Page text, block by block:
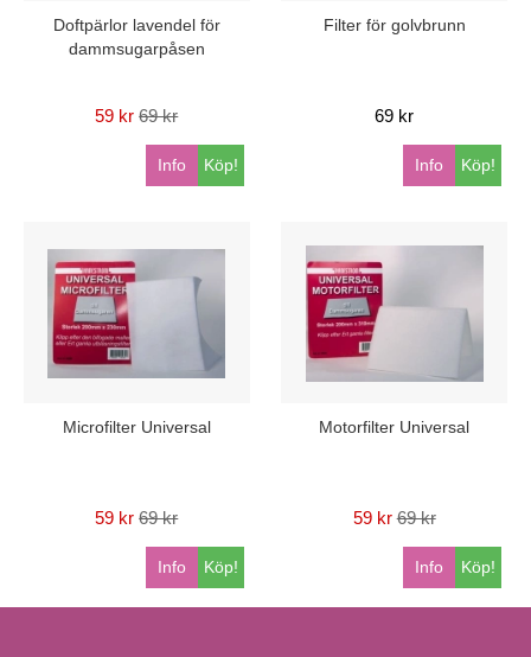
Doftpärlor lavendel för
dammsugarpåsen
59 kr 69 kr
Köp!
Info
Filter för golvbrunn
69 kr
Köp!
Info
Microfilter Universal
59 kr 69 kr
Köp!
Info
Motorfilter Universal
59 kr 69 kr
Köp!
Info